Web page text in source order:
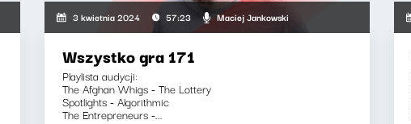
3 kwietnia 2024 57:23 Maciej Jankowski
Wszystko gra 171
Playlista audycji:
The Afghan Whigs - The Lottery
Spotlights - Algorithmic
The Entrepreneurs -...